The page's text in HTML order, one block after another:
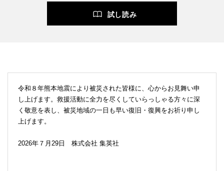
試し読み
令和８年熊本地震により被災された皆様に、心からお見舞い申
し上げます。救援活動に全力を尽くしていらっしゃる方々に深
く敬意を表し、被災地域の一日も早い復旧・復興をお祈り申し
上げます。
2026年７月29日 株式会社 集英社